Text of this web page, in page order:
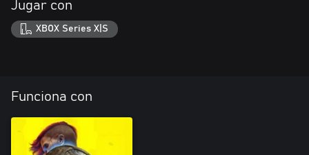
Jugar con
XBOX Series X|S
Funciona con